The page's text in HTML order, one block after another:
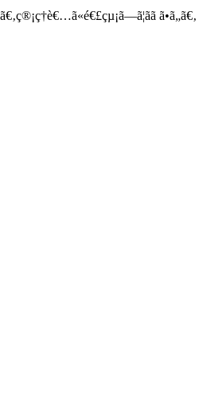
ã•ã„ã€‚